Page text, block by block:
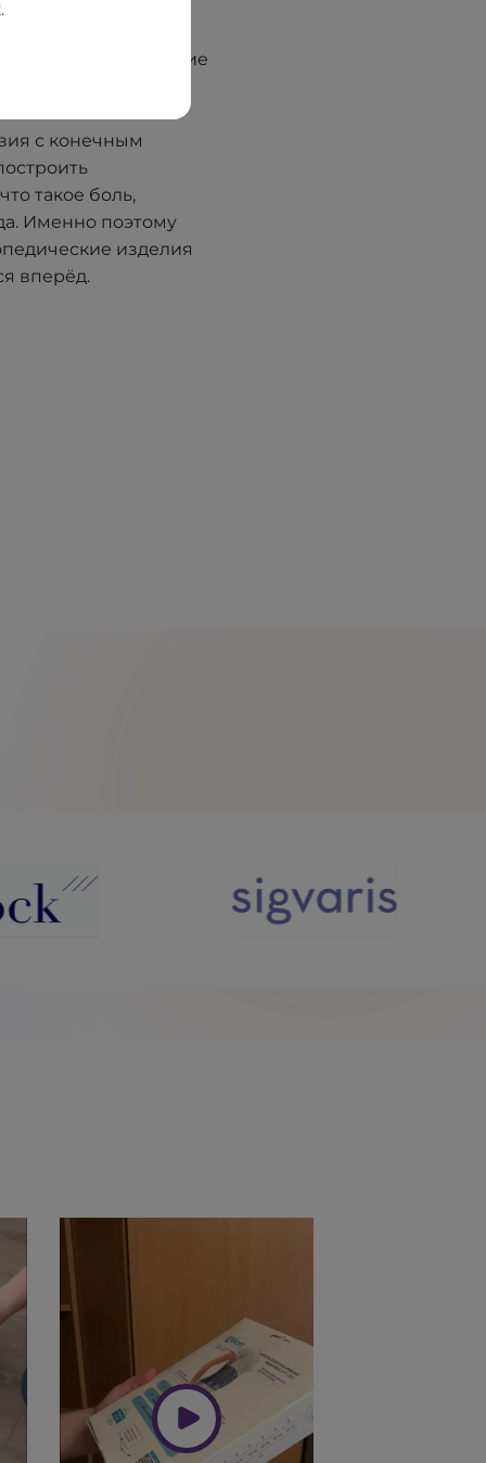
В 2012 году, имея
LLC
принял решение
Благодаря
с конечным
такое боль,
Именно поэтому
изделия
вперёд.